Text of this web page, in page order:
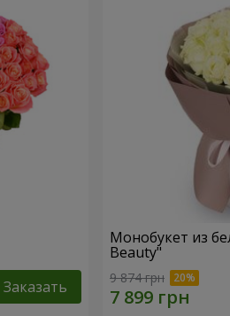
Заказать
Монобукет из
Beauty"
9 874 грн